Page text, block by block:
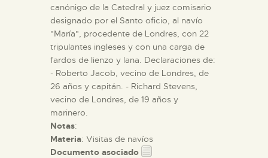
canónigo de la Catedral y juez comisario
designado por el Santo oficio, al navío
"María", procedente de Londres, con 22
tripulantes ingleses y con una carga de
fardos de lienzo y lana. Declaraciones de:
- Roberto Jacob, vecino de Londres, de
26 años y capitán. - Richard Stevens,
vecino de Londres, de 19 años y
marinero.
Notas:
Materia: Visitas de navíos
Documento asociado